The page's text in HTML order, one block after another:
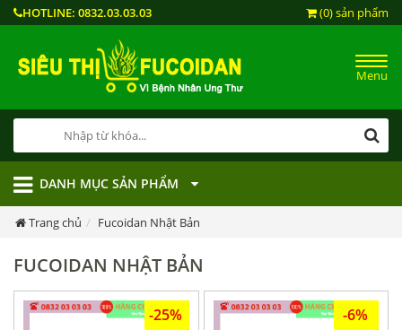
HOTLINE: 0832.03.03.03 (0) sản phẩm
Menu
DANH MỤC SẢN PHẨM
Trang chủ Fucoidan Nhật Bản
FUCOIDAN NHẬT BẢN
-25% -6%